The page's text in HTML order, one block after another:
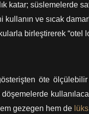
katar; süslemelerde
ve sıcak
birleştirerek “otel
öte
gezegen hem de